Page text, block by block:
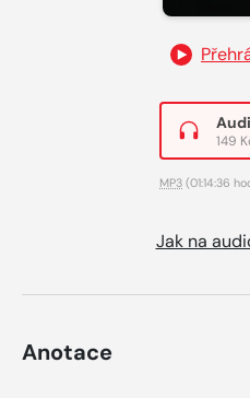
149
MP3 (01:14:36
Jak na
Anotace